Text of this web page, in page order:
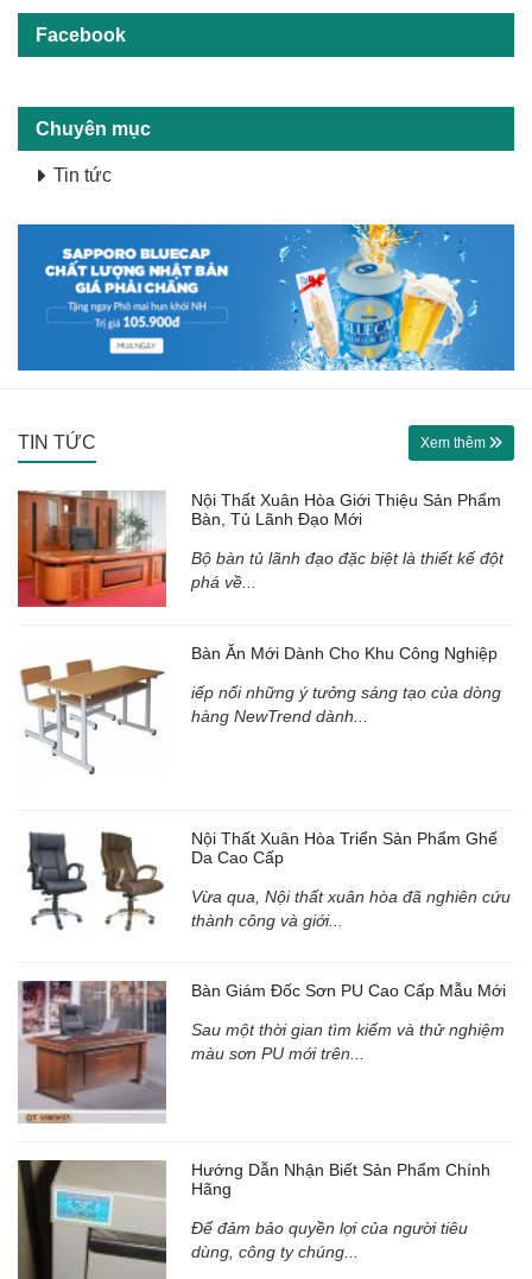
Facebook
Chuyên mục
Tin tức
TIN TỨC Xem thêm
Nội Thất Xuân Hòa Giới Thiệu Sản Phẩm
Bàn, Tủ Lãnh Đạo Mới
Bộ bàn tủ lãnh đạo đặc biệt là thiết kế đột
phá về...
Bàn Ăn Mới Dành Cho Khu Công Nghiệp
iếp nối những ý tưởng sáng tạo của dòng
hàng NewTrend dành...
Nội Thất Xuân Hòa Triển Sản Phẩm Ghế
Da Cao Cấp
Vừa qua, Nội thất xuân hòa đã nghiên cứu
thành công và giới...
Bàn Giám Đốc Sơn PU Cao Cấp Mẫu Mới
Sau một thời gian tìm kiếm và thử nghiệm
màu sơn PU mới trên...
Hướng Dẫn Nhận Biết Sản Phẩm Chính
Hãng
Để đảm bảo quyền lợi của người tiêu
dùng, công ty chúng...